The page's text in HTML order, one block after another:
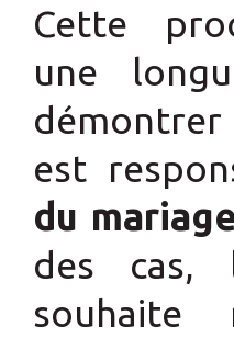
Cette
une
démontrer
est
du
des cas,